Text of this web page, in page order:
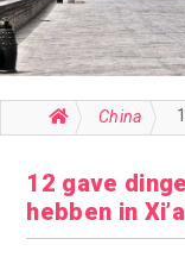
China
12 gave
hebben in